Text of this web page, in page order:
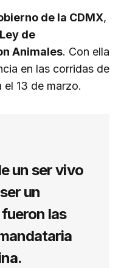
de la CDMX,
de
Animales. Con ella
en las corridas de
13 de marzo.
un ser vivo
un
las